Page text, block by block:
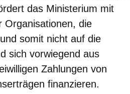
das Ministerium mit
Organisationen, die
somit nicht auf die
sich vorwiegend aus
Zahlungen von
finanzieren.